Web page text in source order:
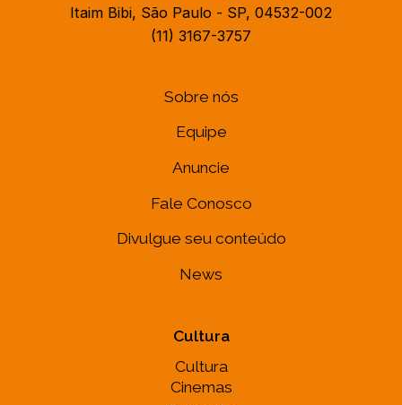
Itaim Bibi, São Paulo - SP, 04532-002
(11) 3167-3757
Sobre nós
Equipe
Anuncie
Fale Conosco
Divulgue seu conteúdo
News
Cultura
Cultura
Cinemas